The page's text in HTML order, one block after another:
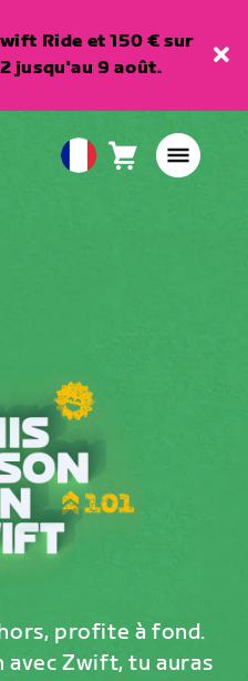
Ride et 150 € sur
jusqu'au 9 août.
EuropeanPanier0
profite à fond.
avec Zwift, tu auras